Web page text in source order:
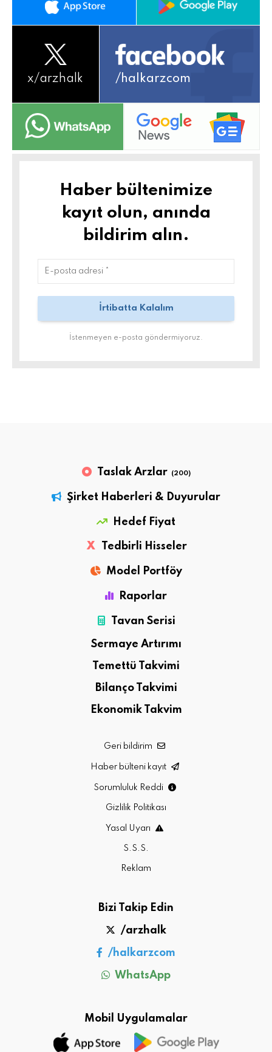
x/arzhalk /halkarzcom
Haber bültenimize
kayıt olun, anında
bildirim alın.
İstenmeyen e-posta göndermiyoruz.
Taslak Arzlar (200)
Şirket Haberleri & Duyurular
Hedef Fiyat
X Tedbirli Hisseler
Model Portföy
Raporlar
Tavan Serisi
Sermaye Artırımı
Temettü Takvimi
Bilanço Takvimi
Ekonomik Takvim
Geri bildirim
Haber bülteni kayıt
Sorumluluk Reddi
Gizlilik Politikası
Yasal Uyarı
S.S.S.
Reklam
Bizi Takip Edin
/arzhalk
/halkarzcom
WhatsApp
Mobil Uygulamalar